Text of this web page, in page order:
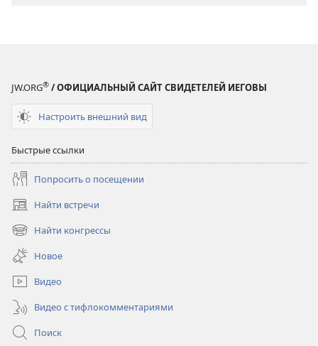
JW.ORG® / ОФИЦИАЛЬНЫЙ САЙТ СВИДЕТЕЛЕЙ ИЕГОВЫ
Настроить внешний вид
Быстрые ссылки
Попросить о посещении
Найти встречи
(открывается
в
новом
окне)
Найти конгрессы
(открывается
новом
окне)
Новое
Видео
Видео с тифлокомментариями
Поиск